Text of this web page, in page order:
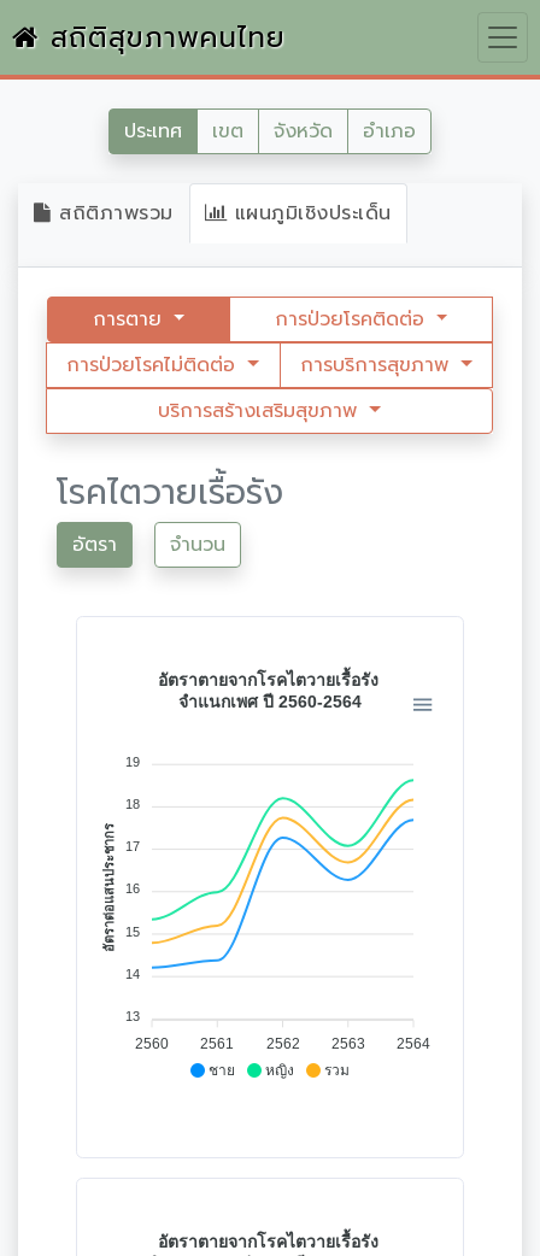
สถิติสุขภาพคนไทย
ประเทศ เขต จังหวัด อำเภอ
สถิติภาพรวม แผนภูมิเชิงประเด็น
การตาย
การป่วยโรคติดต่อ
การป่วยโรคไม่ติดต่อ
การบริการสุขภาพ
บริการสร้างเสริมสุขภาพ
โรคไตวายเรื้อรัง
อัตรา จำนวน